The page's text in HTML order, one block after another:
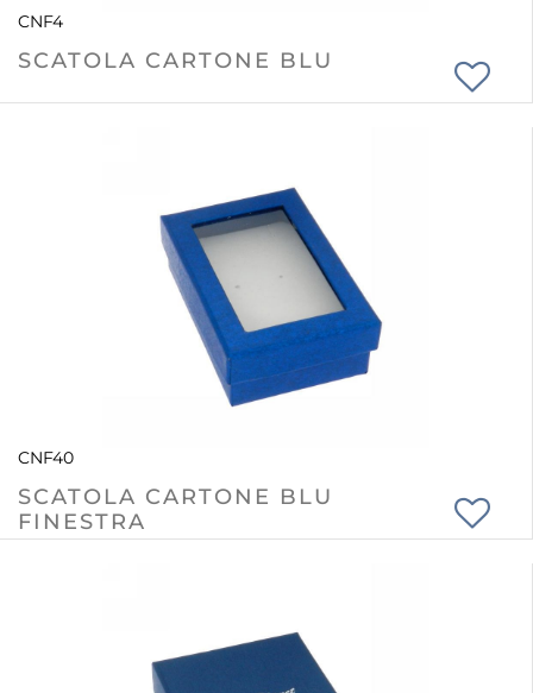
CNF4
SCATOLA CARTONE BLU
CNF40
SCATOLA CARTONE BLU
FINESTRA